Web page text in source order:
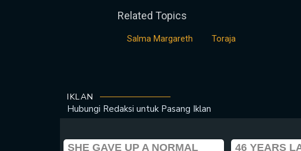
Related Topics
Salma Margareth Toraja
IKLAN
Hubungi Redaksi untuk Pasang Iklan